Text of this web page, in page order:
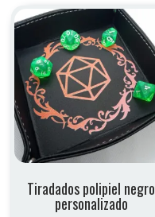
Tiradados polipiel negro
personalizado